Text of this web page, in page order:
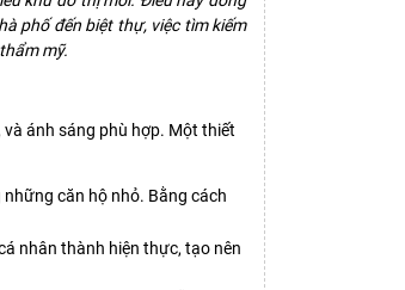
phố đến biệt thự, việc tìm kiếm
mỹ.
ánh sáng phù hợp. Một thiết
căn hộ nhỏ. Bằng cách
nhân thành hiện thực, tạo nên